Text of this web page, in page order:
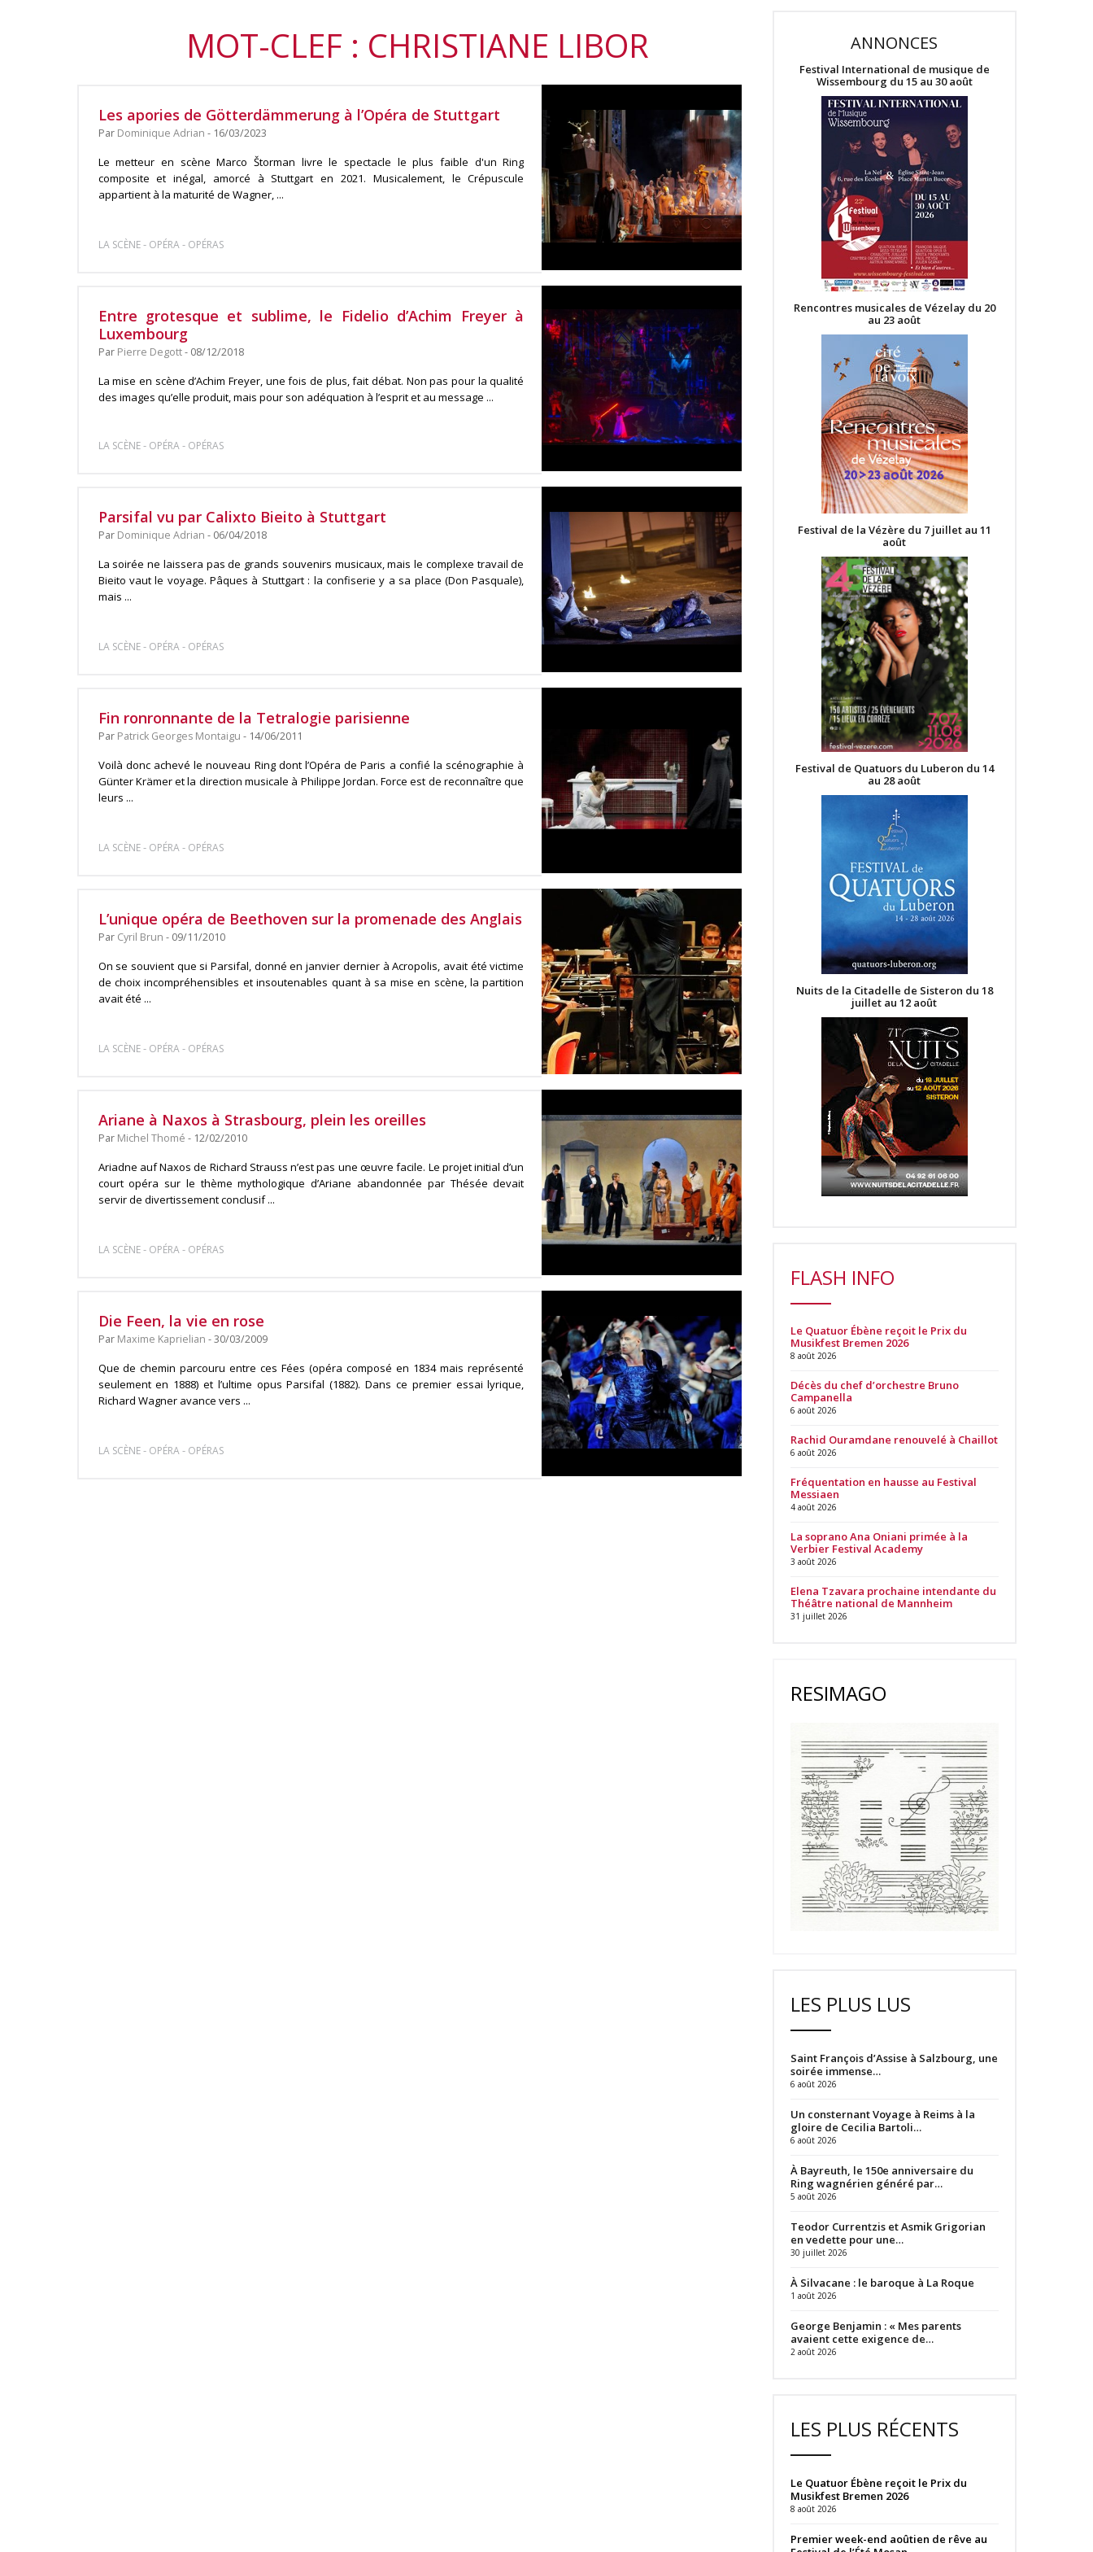
MOT-CLEF : CHRISTIANE LIBOR
Les apories de Götterdämmerung à l’Opéra de Stuttgart
Par Dominique Adrian - 16/03/2023
Le metteur en scène Marco Štorman livre le spectacle le plus faible d'un Ring
composite et inégal, amorcé à Stuttgart en 2021. Musicalement, le Crépuscule
appartient à la maturité de Wagner, ...
LA SCÈNE- OPÉRA- OPÉRAS
Entre grotesque et sublime, le Fidelio d’Achim Freyer à
Luxembourg
Par Pierre Degott- 08/12/2018
La mise en scène d’Achim Freyer, une fois de plus, fait débat. Non pas pour la qualité
des images qu’elle produit, mais pour son adéquation à l’esprit et au message ...
LA SCÈNE- OPÉRA- OPÉRAS
Parsifal vu par Calixto Bieito à Stuttgart
Par Dominique Adrian - 06/04/2018
La soirée ne laissera pas de grands souvenirs musicaux, mais le complexe travail de
Bieito vaut le voyage. Pâques à Stuttgart : la confiserie y a sa place (Don Pasquale),
mais ...
LA SCÈNE- OPÉRA- OPÉRAS
Fin ronronnante de la Tetralogie parisienne
Par Patrick Georges Montaigu - 14/06/2011
Voilà donc achevé le nouveau Ring dont l’Opéra de Paris a confié la scénographie à
Günter Krämer et la direction musicale à Philippe Jordan. Force est de reconnaître que
leurs ...
LA SCÈNE- OPÉRA- OPÉRAS
L’unique opéra de Beethoven sur la promenade des Anglais
Par Cyril Brun - 09/11/2010
On se souvient que si Parsifal, donné en janvier dernier à Acropolis, avait été victime
de choix incompréhensibles et insoutenables quant à sa mise en scène, la partition
avait été ...
LA SCÈNE- OPÉRA- OPÉRAS
Ariane à Naxos à Strasbourg, plein les oreilles
Par Michel Thomé - 12/02/2010
Ariadne auf Naxos de Richard Strauss n’est pas une œuvre facile. Le projet initial d’un
court opéra sur le thème mythologique d’Ariane abandonnée par Thésée devait
servir de divertissement conclusif ...
LA SCÈNE- OPÉRA- OPÉRAS
Die Feen, la vie en rose
Par Maxime Kaprielian - 30/03/2009
Que de chemin parcouru entre ces Fées (opéra composé en 1834 mais représenté
seulement en 1888) et l’ultime opus Parsifal (1882). Dans ce premier essai lyrique,
Richard Wagner avance vers ...
LA SCÈNE- OPÉRA- OPÉRAS
ANNONCES
Festival International de musique de
Wissembourg du 15 au 30 août
Rencontres musicales de Vézelay du 20
au 23 août
Festival de la Vézère du 7 juillet au 11
août
Festival de Quatuors du Luberon du 14
au 28 août
Nuits de la Citadelle de Sisteron du 18
juillet au 12 août
FLASH INFO
Le Quatuor Ébène reçoit le Prix du
Musikfest Bremen 2026
8 août 2026
Décès du chef d’orchestre Bruno
Campanella
6 août 2026
Rachid Ouramdane renouvelé à Chaillot
6 août 2026
Fréquentation en hausse au Festival
Messiaen
4 août 2026
La soprano Ana Oniani primée à la
Verbier Festival Academy
3 août 2026
Elena Tzavara prochaine intendante du
Théâtre national de Mannheim
31 juillet 2026
RESIMAGO
LES PLUS LUS
Saint François d’Assise à Salzbourg, une
soirée immense…
6 août 2026
Un consternant Voyage à Reims à la
gloire de Cecilia Bartoli…
6 août 2026
À Bayreuth, le 150e anniversaire du
Ring wagnérien généré par…
5 août 2026
Teodor Currentzis et Asmik Grigorian
en vedette pour une…
30 juillet 2026
À Silvacane : le baroque à La Roque
1 août 2026
George Benjamin : « Mes parents
avaient cette exigence de…
2 août 2026
LES PLUS RÉCENTS
Le Quatuor Ébène reçoit le Prix du
Musikfest Bremen 2026
8 août 2026
Premier week-end aoûtien de rêve au